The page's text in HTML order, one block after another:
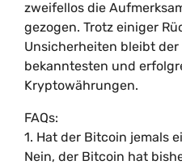
zweifellos die
gezogen. Trotz einiger
Unsicherheiten bleibt
bekanntesten und
Kryptowährungen.
FAQs:
1. Hat der Bitcoin jemals
Nein, der Bitcoin hat